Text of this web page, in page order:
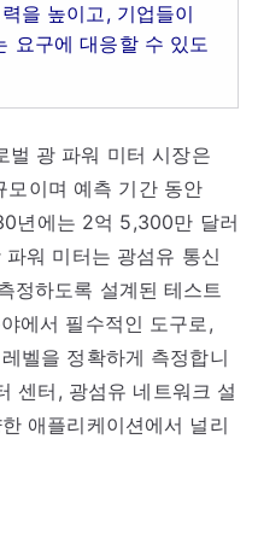
을 높이고, 기업들이
요구에 대응할 수 있도
광 파워 미터 시장은
이며 예측 기간 동안
년에는 2억 5,300만 달러
워 미터는 광섬유 통신
정하도록 설계된 테스트
에서 필수적인 도구로,
벨을 정확하게 측정합니
센터, 광섬유 네트워크 설
애플리케이션에서 널리